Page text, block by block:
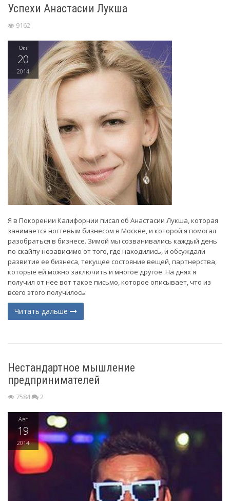
Успехи Анастасии Лукша
9162
Окт
20
2014
Я в Покорении Калифорнии писал об Анастасии Лукша, которая
занимается ногтевым бизнесом в Москве, и которой я помогал
разобраться в бизнесе. Зимой мы созванивались каждый день
по скайпу независимо от того, где находились, и обсуждали
развитие ее бизнеса, текущее состояние вещей, партнерства,
которые ей можно заключить и многое другое. На днях я
получил от нее вот такое письмо, которое описывает, что из
всего этого получилось:
Читать дальше
Нестандартное мышление
предпринимателей
7584 2
Авг
19
2014